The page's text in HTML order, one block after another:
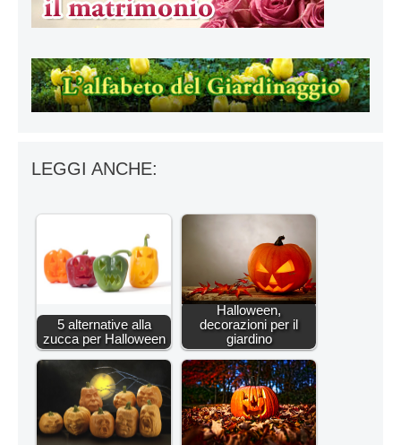
LEGGI ANCHE:
5 alternative alla
zucca per Halloween
Halloween,
decorazioni per il
giardino